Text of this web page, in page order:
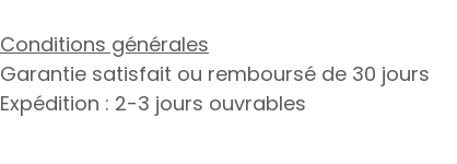
Conditions générales
Garantie satisfait ou remboursé de 30 jours
Expédition : 2-3 jours ouvrables